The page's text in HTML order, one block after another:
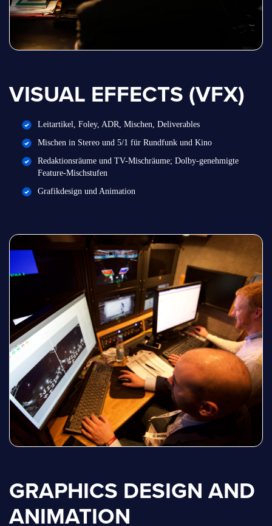
VISUAL EFFECTS (VFX)
Leitartikel, Foley, ADR, Mischen, Deliverables
Mischen in Stereo und 5/1 für Rundfunk und Kino
Redaktionsräume und TV-Mischräume; Dolby-genehmigte
Feature-Mischstufen
Grafikdesign und Animation
GRAPHICS DESIGN AND
ANIMATION